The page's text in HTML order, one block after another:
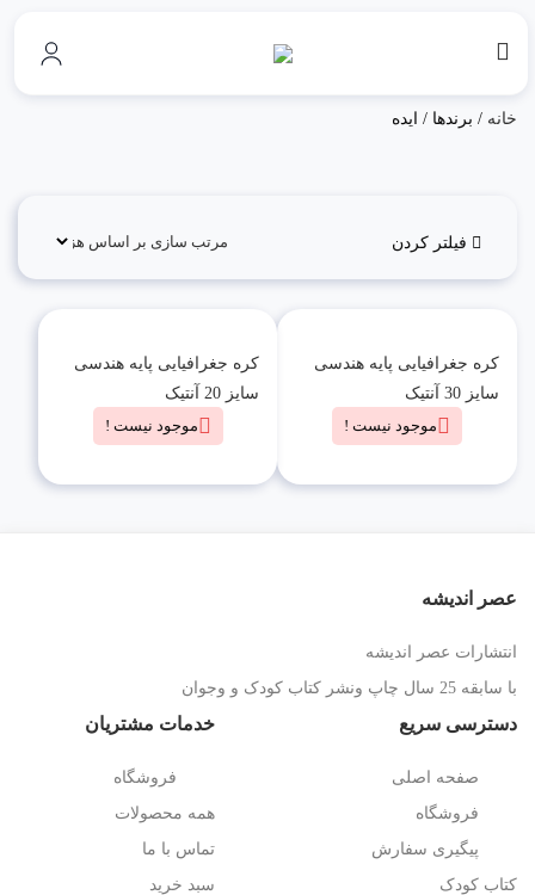
خانه / برندها / ایده
فیلتر کردن
کره جغرافیایی پایه هندسی
سایز 30 آنتیک
موجود نیست !
کره جغرافیایی پایه هندسی
سایز 20 آنتیک
موجود نیست !
عصر اندیشه
انتشارات عصر اندیشه
با سابقه 25 سال چاپ ونشر کتاب کودک و وجوان
دسترسی سریع
صفحه اصلی
فروشگاه
پیگیری سفارش
کتاب کودک
خدمات مشتریان
فروشگاه
همه محصولات
تماس با ما
سبد خرید